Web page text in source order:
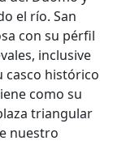
el río. San
con su pérfil
inclusive
casco histórico
como su
triangular
nuestro